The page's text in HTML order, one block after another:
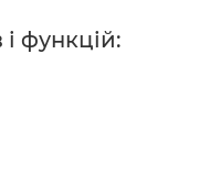
і функцій: